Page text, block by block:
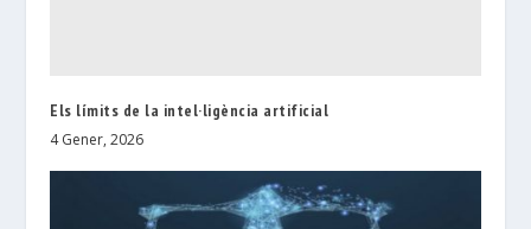
Els límits de la intel·ligència artificial
4 Gener, 2026